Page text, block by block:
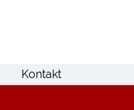
Kontakt